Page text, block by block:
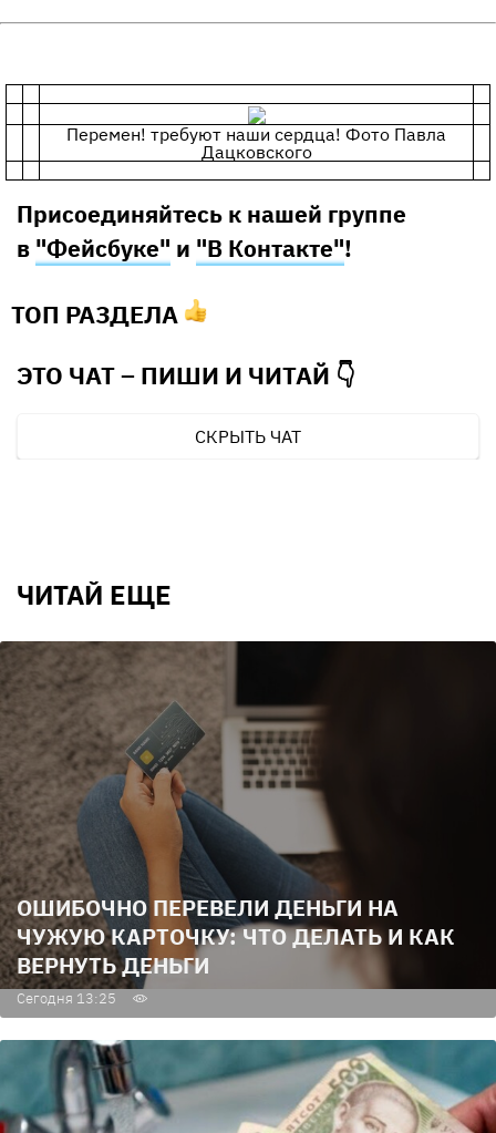
Перемен! требуют наши сердца! Фото Павла
Дацковского
Присоединяйтесь к нашей группе
в "Фейсбуке" и "В Контакте"!
ТОП РАЗДЕЛА
ЭТО ЧАТ – ПИШИ И ЧИТАЙ 👇
СКРЫТЬ ЧАТ
ЧИТАЙ ЕЩЕ
ОШИБОЧНО ПЕРЕВЕЛИ ДЕНЬГИ НА
ЧУЖУЮ КАРТОЧКУ: ЧТО ДЕЛАТЬ И КАК
ВЕРНУТЬ ДЕНЬГИ
Сегодня 13:25